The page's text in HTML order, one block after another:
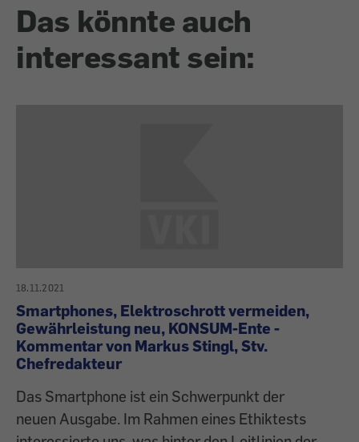
Das könnte auch
interessant sein:
18.11.2021
Smartphones, Elektroschrott vermeiden,
Gewährleistung neu, KONSUM-Ente -
Kommentar von Markus Stingl, Stv.
Chefredakteur
Das Smartphone ist ein Schwerpunkt der
neuen Ausgabe. Im Rahmen eines Ethiktests